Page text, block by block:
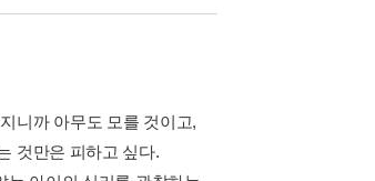
니까 아무도 모를 것이고,
것만은 피하고 싶다.